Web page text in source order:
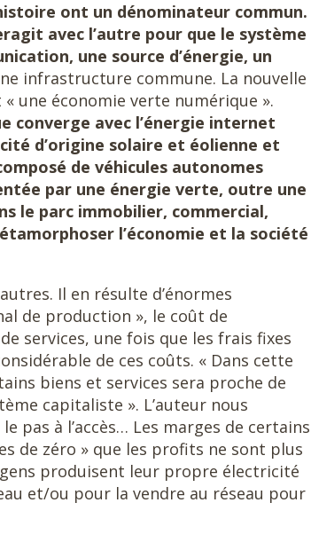
ont un dénominateur commun.
avec l’autre pour que le système
une source d’énergie, un
infrastructure commune. La nouvelle
« une économie verte numérique ».
converge avec l’énergie internet
d’origine solaire et éolienne et
de véhicules autonomes
par une énergie verte, outre une
le parc immobilier, commercial,
l’économie et la société
Il en résulte d’énormes
de production », le coût de
services, une fois que les frais fixes
de ces coûts. « Dans cette
biens et services sera proche de
capitaliste ». L’auteur nous
pas à l’accès… Les marges de certains
de zéro » que les profits ne sont plus
produisent leur propre électricité
et/ou pour la vendre au réseau pour